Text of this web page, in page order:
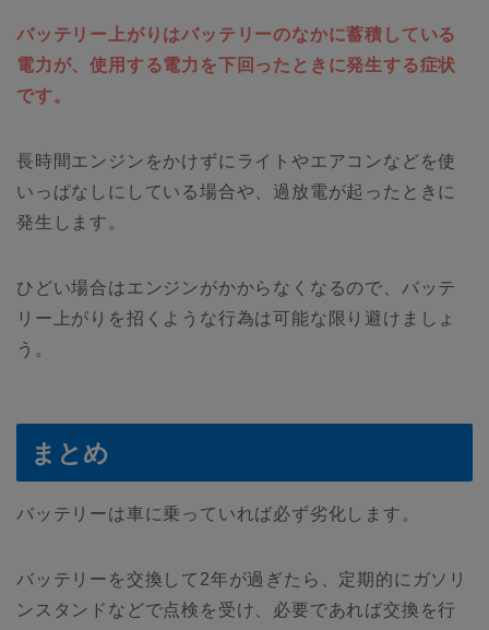
バッテリー上がりはバッテリーのなかに蓄積している
電力が、使用する電力を下回ったときに発生する症状
です。
長時間エンジンをかけずにライトやエアコンなどを使
いっぱなしにしている場合や、過放電が起ったときに
発生します。
ひどい場合はエンジンがかからなくなるので、バッテ
リー上がりを招くような行為は可能な限り避けましょ
う。
まとめ
バッテリーは車に乗っていれば必ず劣化します。
バッテリーを交換して2年が過ぎたら、定期的にガソリ
ンスタンドなどで点検を受け、必要であれば交換を行